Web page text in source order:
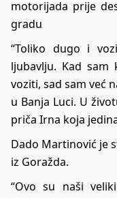
motorijada prije
gradu
“Toliko dugo i
ljubavlju. Kad
voziti, sad sam već
u Banja Luci. U
priča Irna koja
Dado Martinović je
iz Goražda.
“Ovo su naši